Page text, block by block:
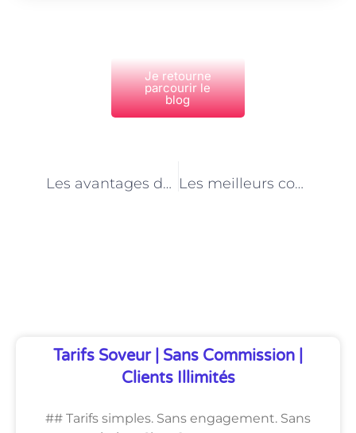
Je retourne
parcourir le
blog
Les avantages du coaching en gestion du changement pour une entreprise à Paris Les meilleurs coachs en développement de carrière pour changer de métier à Paris
Tarifs Soveur | Sans Commission |
Clients Illimités
## Tarifs simples. Sans engagement. Sans